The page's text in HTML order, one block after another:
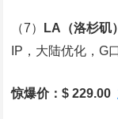
（7） LA （洛杉矶）
IP，大陆优化，G
惊爆价：$ 229.00